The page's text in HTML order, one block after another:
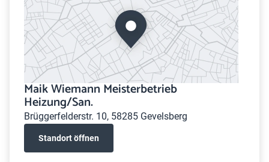
Maik Wiemann Meisterbetrieb
Heizung/San.
Brüggerfelderstr. 10, 58285 Gevelsberg
Standort öffnen